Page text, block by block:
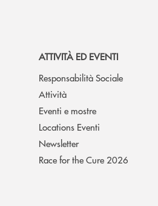
ATTIVITÀ ED EVENTI
Responsabilità Sociale
Attività
Eventi e mostre
Locations Eventi
Newsletter
Race for the Cure 2026